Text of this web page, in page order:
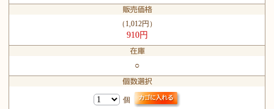
（1,012円）
910円
○
個